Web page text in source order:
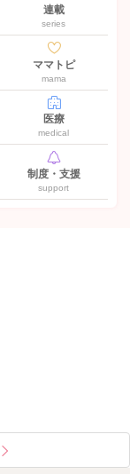
連載
series
ママトピ
mama
医療
medical
制度・支援
support